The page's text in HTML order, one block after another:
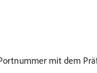
mit dem